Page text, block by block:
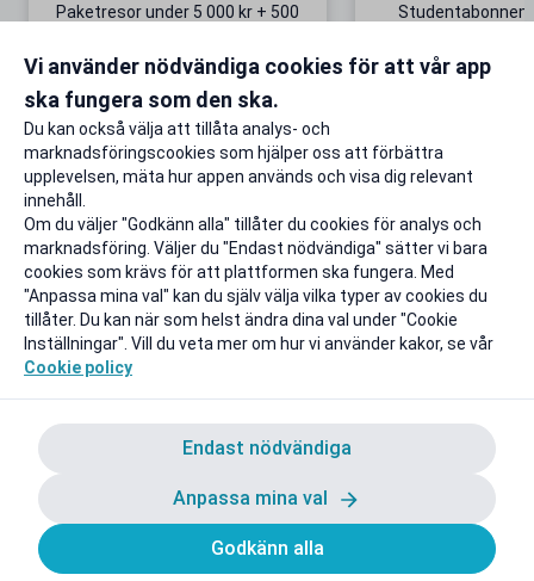
Paketresor under 5 000 kr + 500
Gäller även på redan prissänkta
Till rabatten
+ 20 GB
Vi använder nödvändiga cookies för att vår app
ska fungera som den ska.
Du kan också välja att tillåta analys- och
marknadsföringscookies som hjälper oss att förbättra
upplevelsen, mäta hur appen används och visa dig relevant
innehåll.
Om du väljer "Godkänn alla" tillåter du cookies för analys och
marknadsföring. Väljer du "Endast nödvändiga" sätter vi bara
cookies som krävs för att plattformen ska fungera. Med
"Anpassa mina val" kan du själv välja vilka typer av cookies du
tillåter. Du kan när som helst ändra dina val under "Cookie
Inställningar". Vill du veta mer om hur vi använder kakor, se vår
Cookie policy
Endast nödvändiga
Anpassa mina val
Godkänn alla